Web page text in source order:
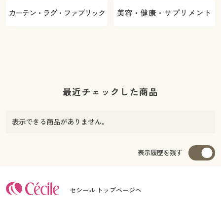
カーテン・ラグ・ファブリック 美容・健康・サプリメント
最近チェックした商品
表示できる商品がありません。
表示履歴を残す
セシール トップページへ